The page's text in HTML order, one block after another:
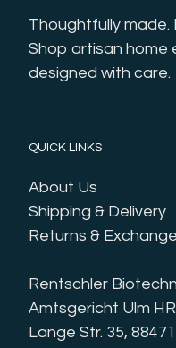
Thoughtfully made.
Shop artisan home
designed with care.
QUICK LINKS
About Us
Shipping & Delivery
Returns &
Rentschler
Amtsgericht Ulm
Lange Str. 35,